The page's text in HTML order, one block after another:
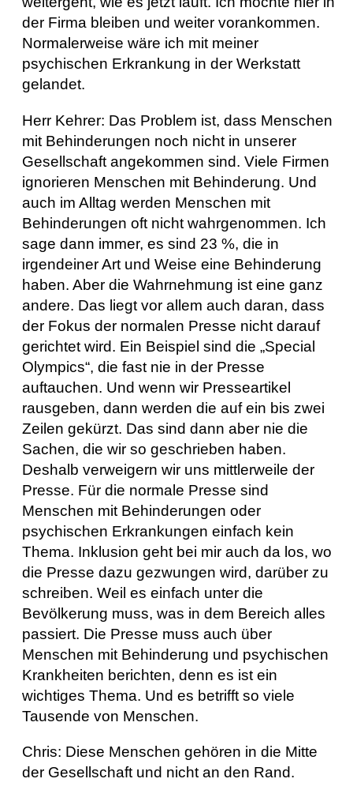
der Firma bleiben und weiter vorankommen.
Normalerweise wäre ich mit meiner
psychischen Erkrankung in der Werkstatt
gelandet.
Herr Kehrer: Das Problem ist, dass Menschen
mit Behinderungen noch nicht in unserer
Gesellschaft angekommen sind. Viele Firmen
ignorieren Menschen mit Behinderung. Und
auch im Alltag werden Menschen mit
Behinderungen oft nicht wahrgenommen. Ich
sage dann immer, es sind 23 %, die in
irgendeiner Art und Weise eine Behinderung
haben. Aber die Wahrnehmung ist eine ganz
andere. Das liegt vor allem auch daran, dass
der Fokus der normalen Presse nicht darauf
gerichtet wird. Ein Beispiel sind die „Special
Olympics“, die fast nie in der Presse
auftauchen. Und wenn wir Presseartikel
rausgeben, dann werden die auf ein bis zwei
Zeilen gekürzt. Das sind dann aber nie die
Sachen, die wir so geschrieben haben.
Deshalb verweigern wir uns mittlerweile der
Presse. Für die normale Presse sind
Menschen mit Behinderungen oder
psychischen Erkrankungen einfach kein
Thema. Inklusion geht bei mir auch da los, wo
die Presse dazu gezwungen wird, darüber zu
schreiben. Weil es einfach unter die
Bevölkerung muss, was in dem Bereich alles
passiert. Die Presse muss auch über
Menschen mit Behinderung und psychischen
Krankheiten berichten, denn es ist ein
wichtiges Thema. Und es betrifft so viele
Tausende von Menschen.
Chris: Diese Menschen gehören in die Mitte
der Gesellschaft und nicht an den Rand.